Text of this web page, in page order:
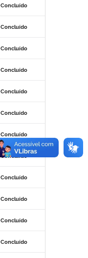
Concluído
Concluído
Concluído
Concluído
Concluído
Concluído
Concluído
Concluído
Concluído
Concluído
Concluído
Concluído